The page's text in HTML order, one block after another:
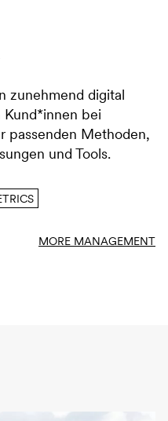
zunehmend digital
bei
passenden Methoden,
und Tools.
MORE MANAGEMENT